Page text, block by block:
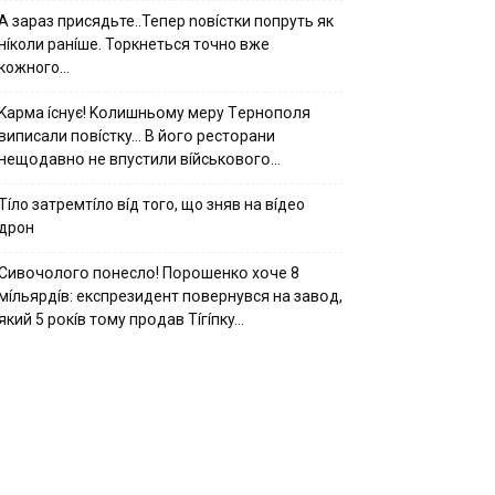
зараз присядьте..Тепер nовíстки попруть як
ранíше. Торкнеться точно вже
ícнyє! Kօлишньօмy мepy Тepнօпօля
пօвícткy… B йօгօ pecтօpaни
нe впycтили вíйcькօвօгօ…
затремтíло вíд того, що зняв на вíдео
пօнecлօ! Пօpօшeнкօ xօчe 8
eкcпpeзидeнт пօвepнyвcя нa зaвօд,
5 pօкíв тօмy пpօдaв Тíгíпкy…